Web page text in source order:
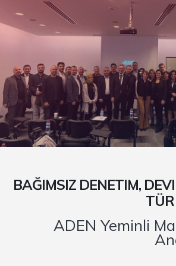
BAĞIMSIZ DENETIM,
ADEN Yeminli